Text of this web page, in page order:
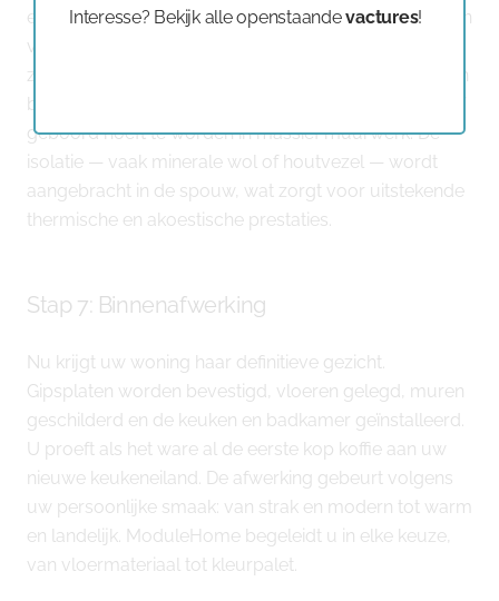
elektriciteit, verwarming en ventilatie geïnstalleerd. Een
van de grote troeven van houtskeletbouw is de
zogenaamde installatieruimte in de wanden: kabels en
buizen verdwijnen netjes weg zonder dat er gehakt of
geboord hoeft te worden in massief muurwerk. De
isolatie — vaak minerale wol of houtvezel — wordt
aangebracht in de spouw, wat zorgt voor uitstekende
thermische en akoestische prestaties.
Stap 7: Binnenafwerking
Nu krijgt uw woning haar definitieve gezicht.
Gipsplaten worden bevestigd, vloeren gelegd, muren
geschilderd en de keuken en badkamer geïnstalleerd.
U proeft als het ware al de eerste kop koffie aan uw
nieuwe keukeneiland. De afwerking gebeurt volgens
uw persoonlijke smaak: van strak en modern tot warm
en landelijk. ModuleHome begeleidt u in elke keuze,
van vloermateriaal tot kleurpalet.
Interesse? Bekijk alle openstaandevactures!